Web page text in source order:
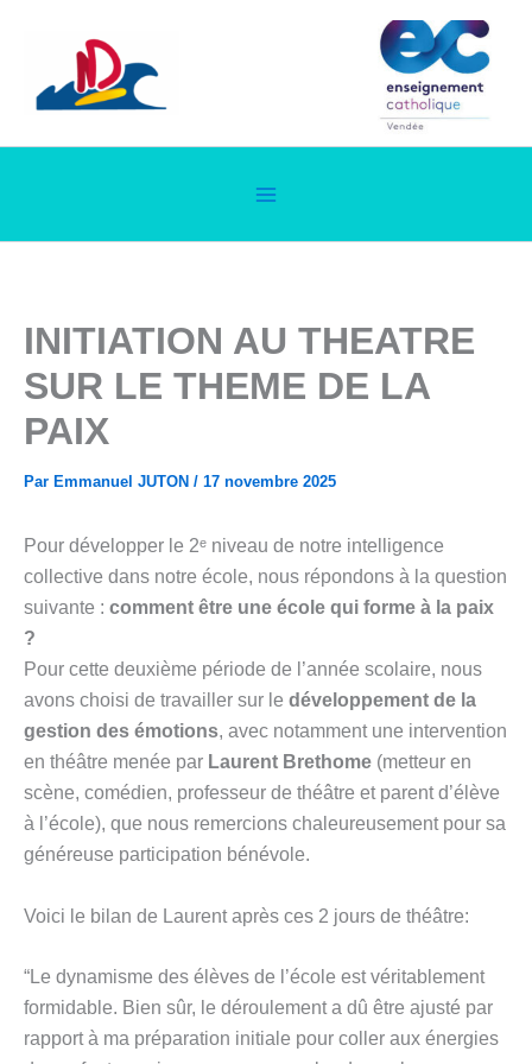
INITIATION AU THEATRE
SUR LE THEME DE LA
PAIX
Par Emmanuel JUTON / 17 novembre 2025
Pour développer le 2ᵉ niveau de notre intelligence
collective dans notre école, nous répondons à la question
suivante : comment être une école qui forme à la paix
?
Pour cette deuxième période de l’année scolaire, nous
avons choisi de travailler sur le développement de la
gestion des émotions, avec notamment une intervention
en théâtre menée par Laurent Brethome (metteur en
scène, comédien, professeur de théâtre et parent d’élève
à l’école), que nous remercions chaleureusement pour sa
généreuse participation bénévole.
Voici le bilan de Laurent après ces 2 jours de théâtre:
“Le dynamisme des élèves de l’école est véritablement
formidable. Bien sûr, le déroulement a dû être ajusté par
rapport à ma préparation initiale pour coller aux énergies